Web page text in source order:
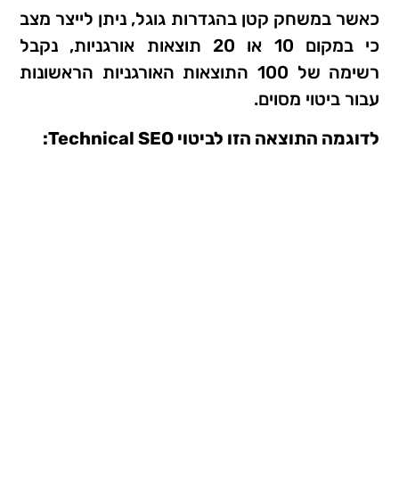
כאשר במשחק קטן בהגדרות גוגל, ניתן לייצר מצב
כי במקום 10 או 20 תוצאות אורגניות, נקבל
רשימה של 100 התוצאות האורגניות הראשונות
עבור ביטוי מסוים.
לדוגמה התוצאה הזו לביטוי Technical SEO: